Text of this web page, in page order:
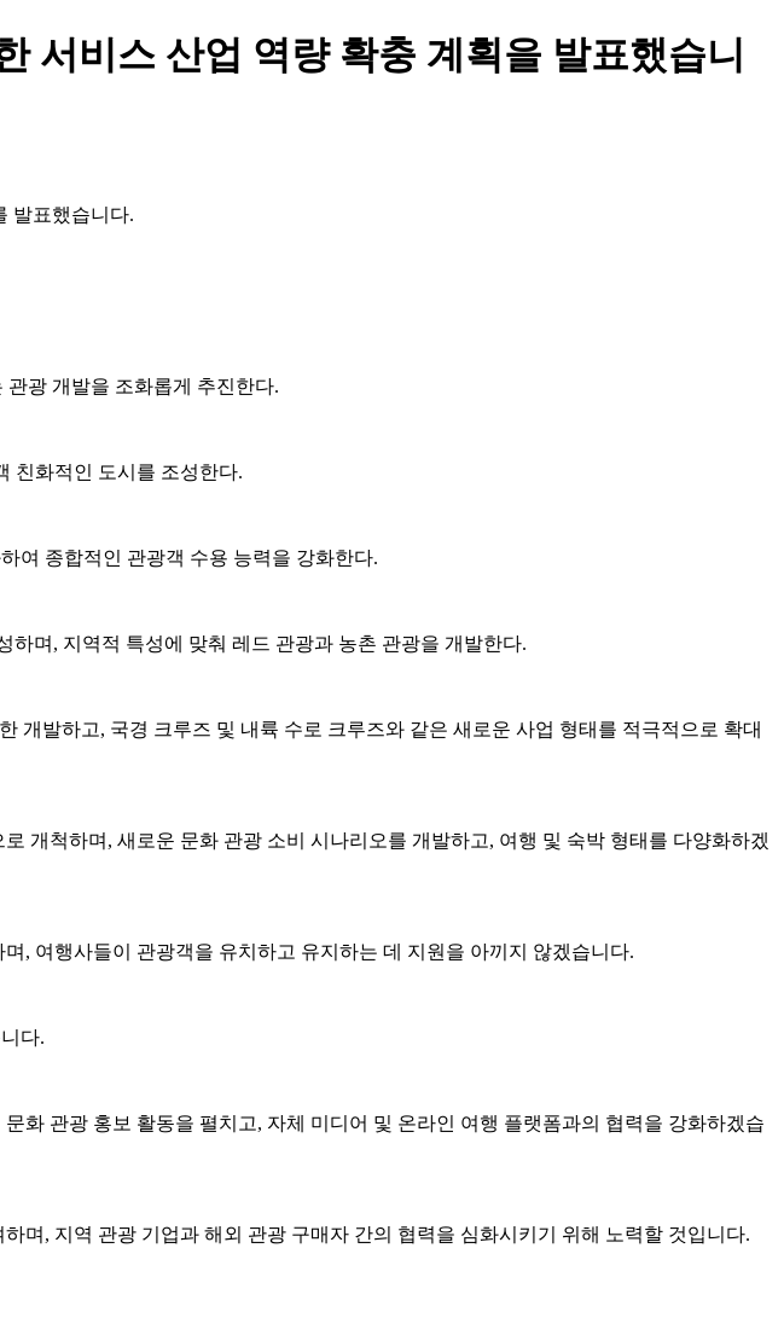
서비스 산업 역량 확충 계획을 발표했습니
발표했습니다.
광 개발을 조화롭게 추진한다.
친화적인 도시를 조성한다.
여 종합적인 관광객 수용 능력을 강화한다.
며, 지역적 특성에 맞춰 레드 관광과 농촌 관광을 개발한다.
개발하고, 국경 크루즈 및 내륙 수로 크루즈와 같은 새로운 사업 형태를 적극적으로 확대
개척하며, 새로운 문화 관광 소비 시나리오를 개발하고, 여행 및 숙박 형태를 다양화하겠
, 여행사들이 관광객을 유치하고 유지하는 데 지원을 아끼지 않겠습니다.
다.
화 관광 홍보 활동을 펼치고, 자체 미디어 및 온라인 여행 플랫폼과의 협력을 강화하겠습
며, 지역 관광 기업과 해외 관광 구매자 간의 협력을 심화시키기 위해 노력할 것입니다.